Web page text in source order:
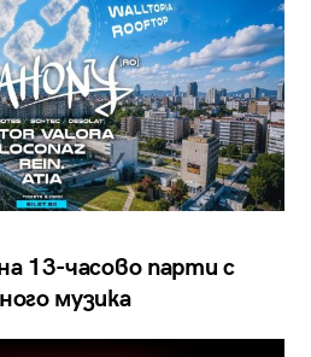
13-часово парти с
музика